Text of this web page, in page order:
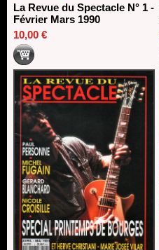
La Revue du Spectacle N° 1 -
Février Mars 1990
10,00 €